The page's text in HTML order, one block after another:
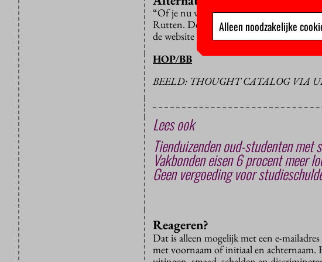
“Of je nu vóór of tegen het leenstelsel
Rutten. De bonden willen de
de website
www.nietmijnschuld.nl .
HOP/BB
BEELD: THOUGHT CATALOG VIA
Lees ook
Tienduizenden oud-studenten
Vakbonden eisen 6 procent meer
Geen vergoeding voor
Reageren?
Dat is alleen mogelijk met een e-
met voornaam of initiaal en
Alleen noodzakelijke